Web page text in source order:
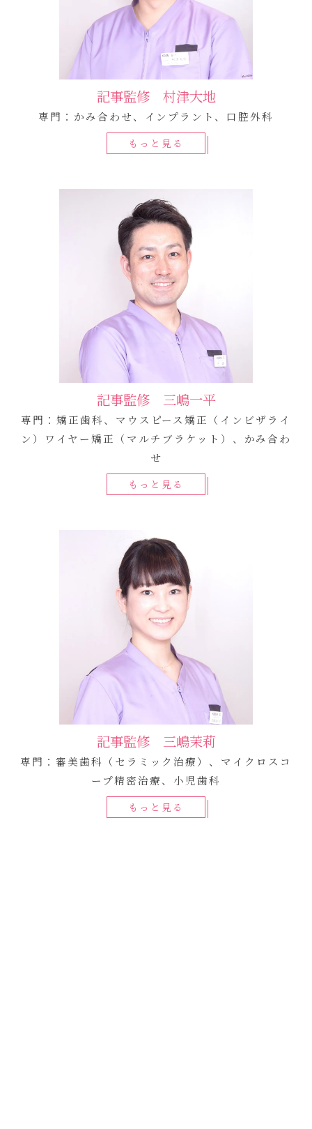
記事監修 村津大地
専門：かみ合わせ、インプラント、口腔外科
もっと見る
記事監修 三嶋一平
専門：矯正歯科、マウスピース矯正（インビザライ
ン）ワイヤー矯正（マルチブラケット）、かみ合わ
せ
もっと見る
記事監修 三嶋茉莉
専門：審美歯科（セラミック治療）、マイクロスコ
ープ精密治療、小児歯科
もっと見る